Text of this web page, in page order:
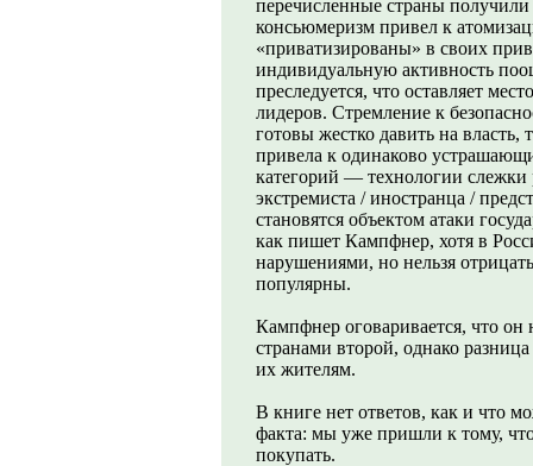
перечисленные страны
консьюмеризм привел к
«приватизированы» в своих
индивидуальную активность
преследуется, что оставляет
лидеров. Стремление к
готовы жестко давить на
привела к одинаково
категорий — технологии слежки
экстремиста / иностранца /
становятся объектом атаки
как пишет Кампфнер, хотя в
нарушениями, но нельзя
популярны.
Кампфнер оговаривается, что он
странами второй, однако
их жителям.
В книге нет ответов, как и что
факта: мы уже пришли к тому,
покупать.